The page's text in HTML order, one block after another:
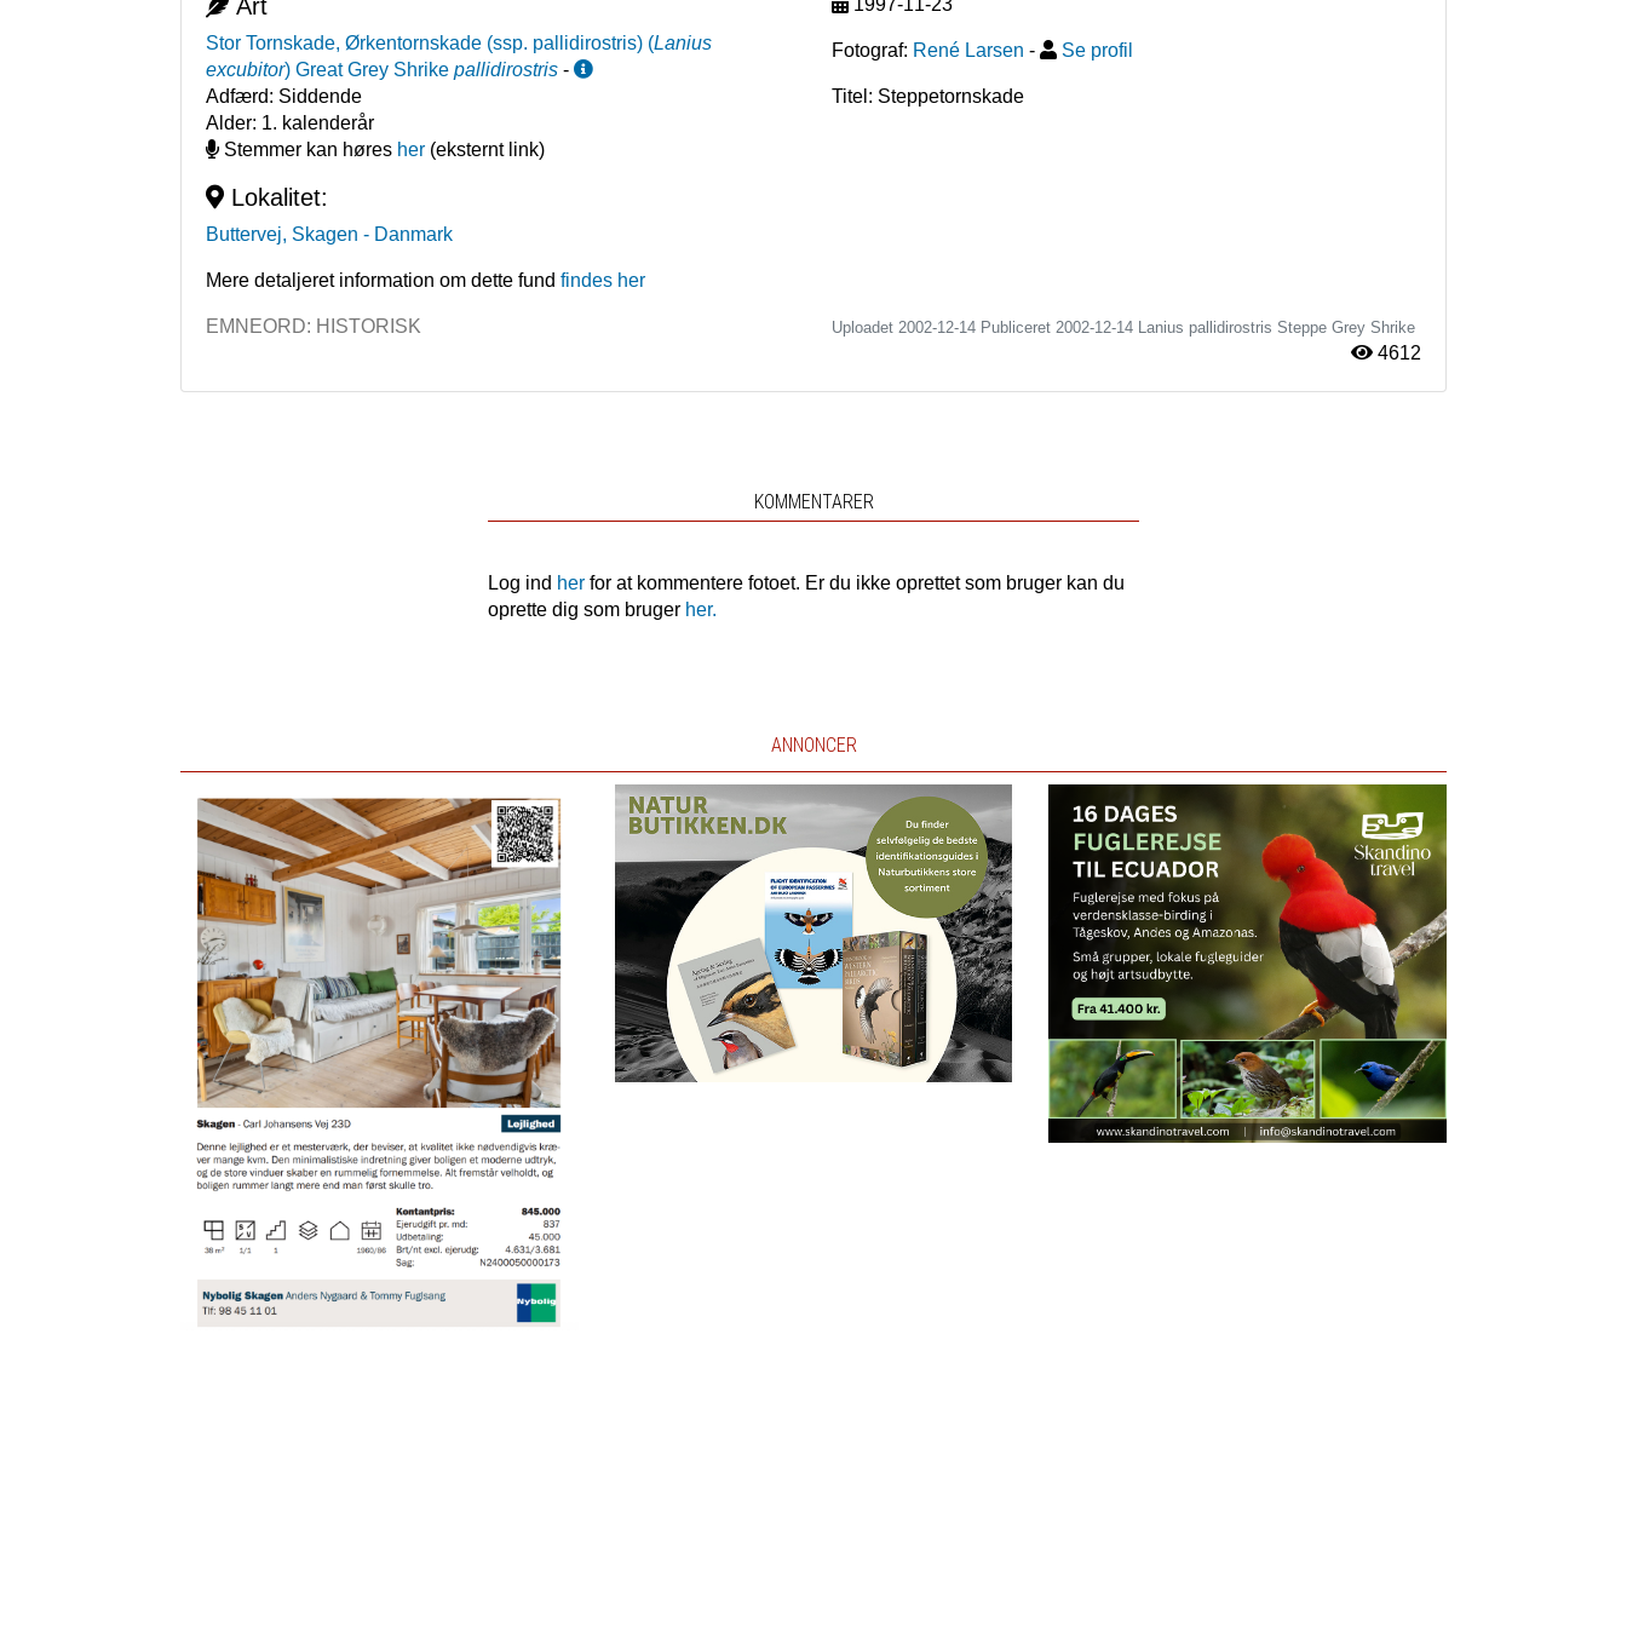
Art
Stor Tornskade, Ørkentornskade (ssp. pallidirostris) (Lanius
excubitor)Great Grey Shrike pallidirostris -
Adfærd: Siddende
Alder: 1. kalenderår
Stemmer kan høres her (eksternt link)
Lokalitet:
Buttervej, Skagen - Danmark
Mere detaljeret information om dette fund findes her
1997-11-23
Fotograf: René Larsen - Se profil
Titel: Steppetornskade
EMNEORD: HISTORISK Uploadet 2002-12-14 Publiceret 2002-12-14 Lanius pallidirostris Steppe Grey Shrike
4612
KOMMENTARER
Log ind her for at kommentere fotoet. Er du ikke oprettet som bruger kan du
oprette dig som bruger her.
ANNONCER